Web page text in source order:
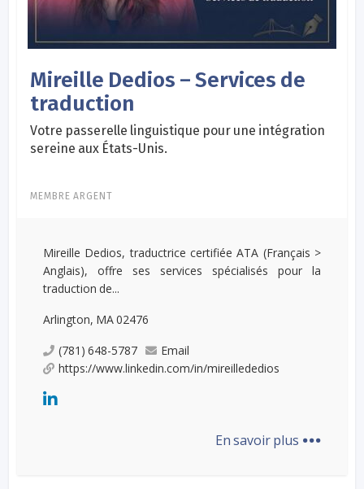
Mireille Dedios – Services de
traduction
Votre passerelle linguistique pour une intégration
sereine aux États-Unis.
MEMBRE ARGENT
Mireille Dedios, traductrice certifiée ATA (Français >
Anglais), offre ses services spécialisés pour la
traduction de...
Arlington, MA 02476
(781) 648-5787
Email
https://www.linkedin.com/in/mireillededios
En savoir plus ...